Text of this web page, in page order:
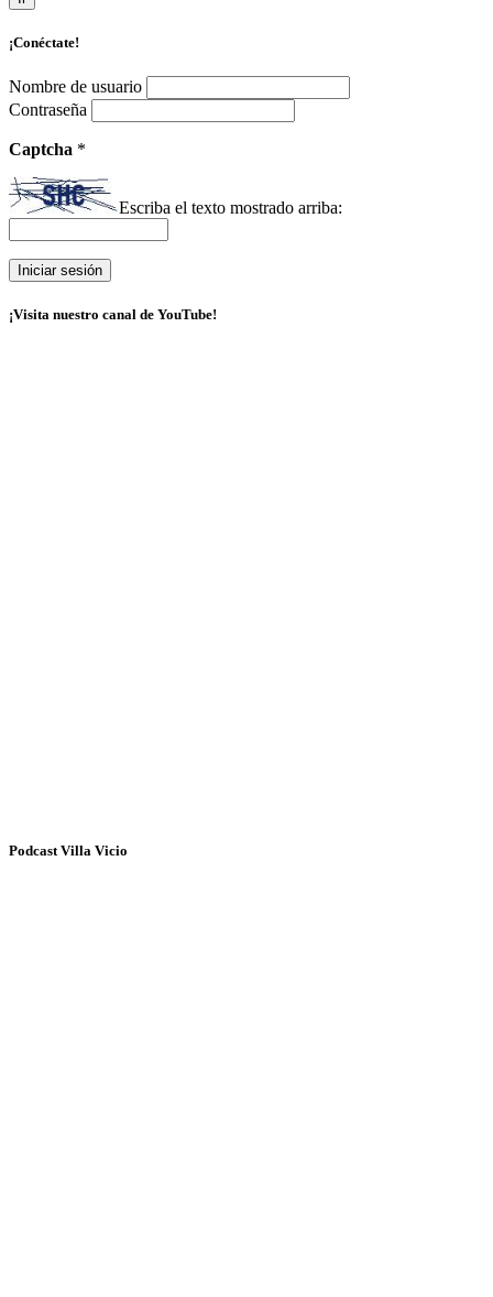
¡Conéctate!
Nombre de usuario
Contraseña
Captcha *
Escriba el texto mostrado arriba:
¡Visita nuestro canal de YouTube!
Podcast Villa Vicio